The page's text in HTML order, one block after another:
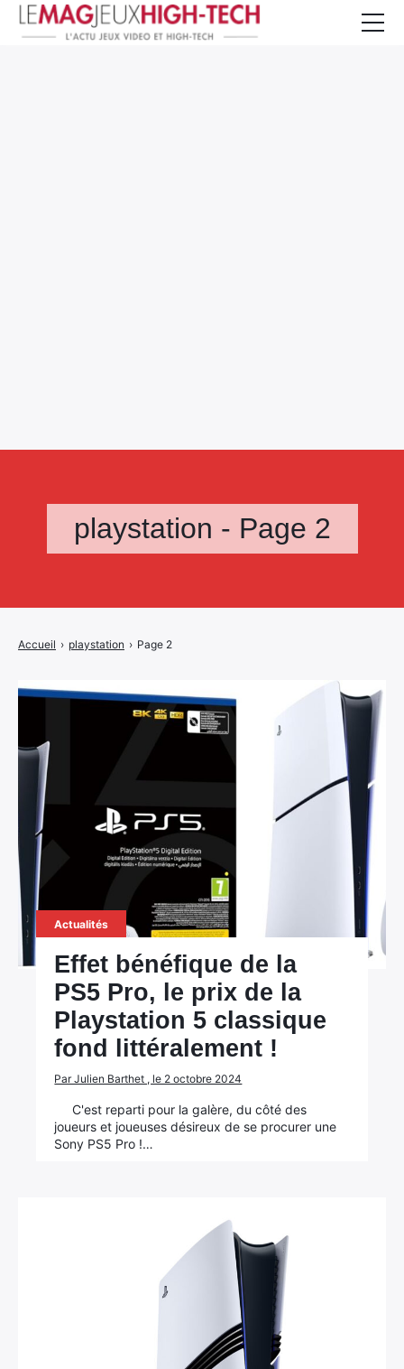
playstation - Page 2
Accueil › playstation › Page 2
Actualités
Effet bénéfique de la
PS5 Pro, le prix de la
Playstation 5 classique
fond littéralement !
Par Julien Barthet , le 2 octobre 2024
C'est reparti pour la galère, du côté des
joueurs et joueuses désireux de se procurer une
Sony PS5 Pro !…